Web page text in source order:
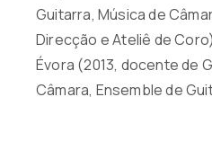
Guitarra, Música de
Direcção e Ateliê de
Évora (2013, docente de
Câmara, Ensemble de